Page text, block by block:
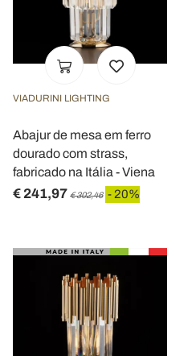
VIADURINI LIGHTING
Abajur de mesa em ferro
dourado com strass,
fabricado na Itália - Viena
€ 241,97 € 302,46 - 20%